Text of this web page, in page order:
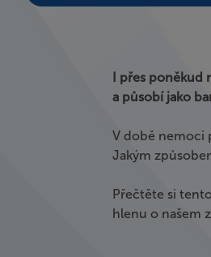
I přes poněkud
a působí jako
V době nemoci
Jakým
Přečtěte si
hlenu o našem